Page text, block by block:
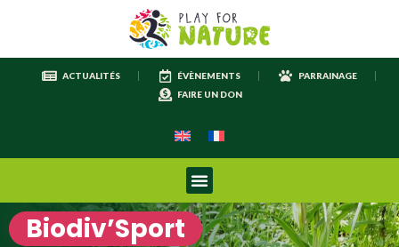
ACTUALITÉS ÉVÈNEMENTS
PARRAINAGE
FAIRE UN DON
Biodiv’Sport